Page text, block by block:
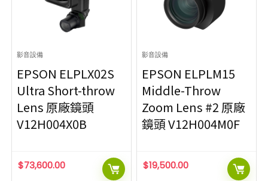
影音設備
EPSON ELPLX02S
Ultra Short-throw
Lens 原廠鏡頭
V12H004X0B
$73,600.00
影音設備
EPSON ELPLM15
Middle-Throw
Zoom Lens #2 原廠
鏡頭 V12H004M0F
$19,500.00